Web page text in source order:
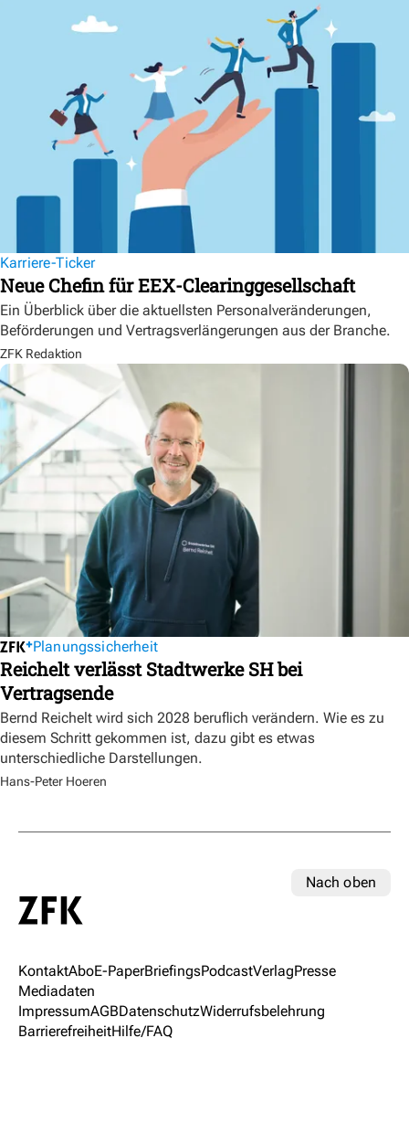
Karriere-Ticker
Neue Chefin für EEX-Clearinggesellschaft
Ein Überblick über die aktuellsten Personalveränderungen,
Beförderungen und Vertragsverlängerungen aus der Branche.
ZFK Redaktion
Planungssicherheit
Reichelt verlässt Stadtwerke SH bei
Vertragsende
Bernd Reichelt wird sich 2028 beruflich verändern. Wie es zu
diesem Schritt gekommen ist, dazu gibt es etwas
unterschiedliche Darstellungen.
Hans-Peter Hoeren
Nach oben
KontaktAboE-PaperBriefingsPodcastVerlagPresse
Mediadaten
ImpressumAGBDatenschutzWiderrufsbelehrung
BarrierefreiheitHilfe/FAQ